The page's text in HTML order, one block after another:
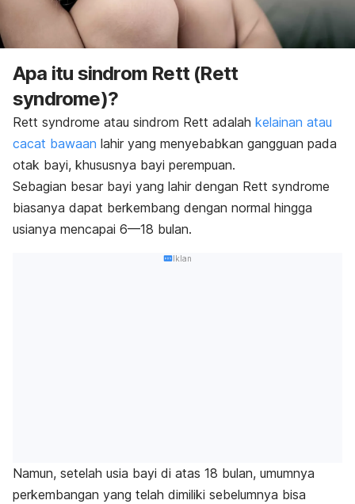
Apa itu sindrom Rett (Rett
syndrome)?
Rett syndrome atau sindrom Rett adalah kelainan atau
cacat bawaan lahir yang menyebabkan gangguan pada
otak bayi, khususnya bayi perempuan.
Sebagian besar bayi yang lahir dengan Rett syndrome
biasanya dapat berkembang dengan normal hingga
usianya mencapai 6—18 bulan.
Iklan
Namun, setelah usia bayi di atas 18 bulan, umumnya
perkembangan yang telah dimiliki sebelumnya bisa